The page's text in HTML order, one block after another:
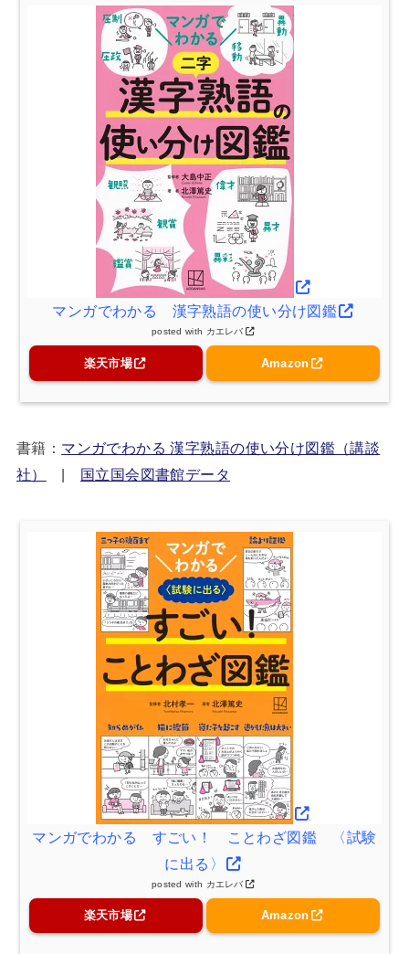
マンガでわかる 漢字熟語の使い分け図鑑
posted with カエレバ
楽天市場 Amazon
書籍： マンガでわかる 漢字熟語の使い分け図鑑（講談
社）
国立国会図書館データ
マンガでわかる すごい！ ことわざ図鑑 〈試験
に出る〉
posted with カエレバ
楽天市場 Amazon